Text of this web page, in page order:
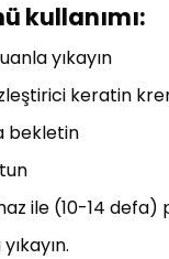
kullanımı:
yıkayın
keratin
bekletin
ile (10-14 defa)